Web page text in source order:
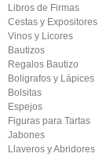
Libros de Firmas
Cestas y Expositores
Vinos y Licores
Bautizos
Regalos Bautizo
Boligrafos y Lápices
Bolsitas
Espejos
Figuras para Tartas
Jabones
Llaveros y Abridores